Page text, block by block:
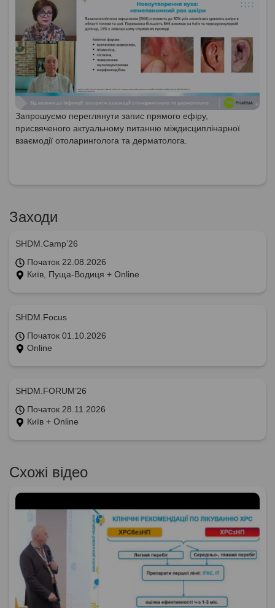
Запрошуємо переглянути запис прямого ефіру,
присвяченого актуальному питанню міждисциплінарної
взаємодії отоларинголога та дерматолога.
Заходи
SHDM.Camp’26
Початок 22.08.2026
Київ, Пуща-Водиця + Online
SHDM.Focus
Початок 01.10.2026
Online
SHDM.FORUM’26
Початок 28.11.2026
Київ + Online
Схожі відео